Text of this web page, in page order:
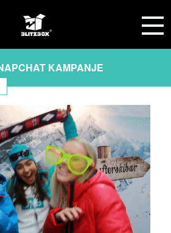
KAMPANJE